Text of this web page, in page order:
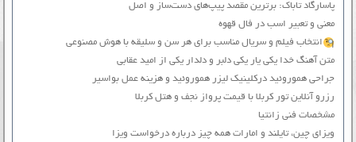
پاسارگاد تاباک: برترین مقصد پیپ‌های دست‌ساز و اصل
معنی و تعبیر اسب در فال قهوه
انتخاب فیلم و سریال مناسب برای هر سن و سلیقه با هوش مصنوعی
متن آهنگ خدا یکی یار یکی دلبر و دلدار یکی از امید عقابی
جراحی هموروئید درکلینیک لیزر هموروئید و هزینه عمل بواسیر
رزرو آنلاین تور کربلا با قیمت پرواز نجف و هتل کربلا
مشخصات فنی زانتیا
ویزای چین، تایلند و امارات همه چیز درباره درخواست ویزا